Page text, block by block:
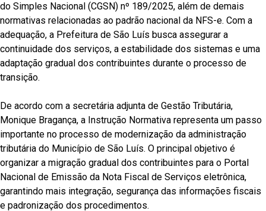
do Simples Nacional (CGSN) nº 189/2025, além de demais
normativas relacionadas ao padrão nacional da NFS-e. Com a
adequação, a Prefeitura de São Luís busca assegurar a
continuidade dos serviços, a estabilidade dos sistemas e uma
adaptação gradual dos contribuintes durante o processo de
transição.
De acordo com a secretária adjunta de Gestão Tributária,
Monique Bragança, a Instrução Normativa representa um passo
importante no processo de modernização da administração
tributária do Município de São Luís. O principal objetivo é
organizar a migração gradual dos contribuintes para o Portal
Nacional de Emissão da Nota Fiscal de Serviços eletrônica,
garantindo mais integração, segurança das informações fiscais
e padronização dos procedimentos.